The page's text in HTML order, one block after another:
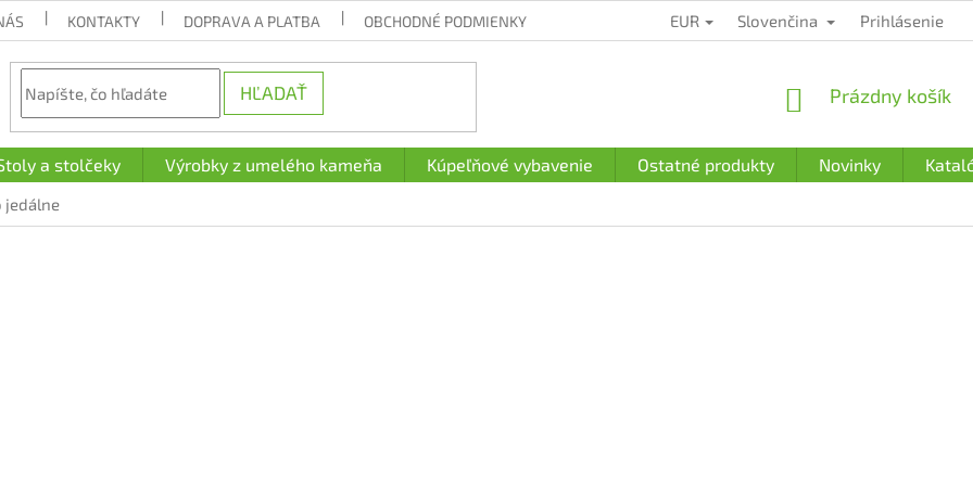
KONTAKTY DOPRAVA A PLATBA OBCHODNÉ PODMIENKY ZÁRUČNÉ PODMIENKY PODMIENKY OCHRANY
EUR Slovenčina Prihlásenie
HĽADAŤ
NÁKUPNÝ
Prázdny košík
a stolčeky Výrobky z umelého kameňa Kúpeľňové vybavenie Ostatné produkty Novinky
jedálne